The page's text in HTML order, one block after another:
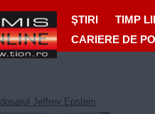
ŞTIRI TIMP
CARIERE DE
dosarul Jeffrey Epstein